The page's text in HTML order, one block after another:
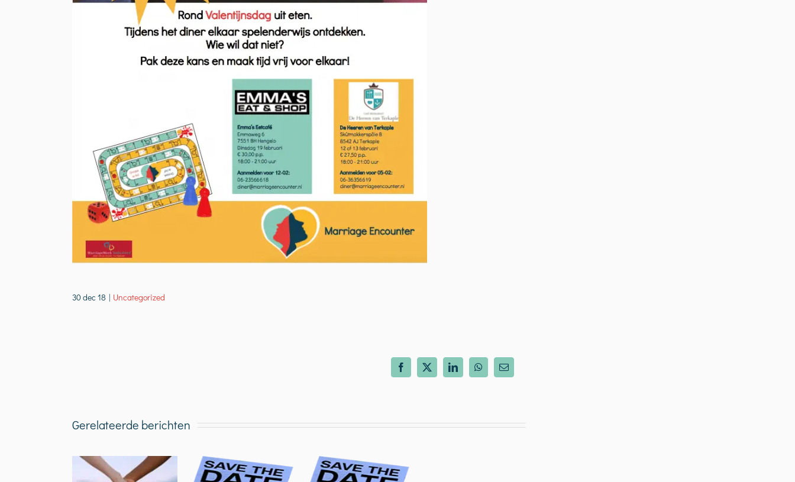
30 dec 18 | Uncategorized
Facebook
X LinkedInWhatsApp
E-
mail
Gerelateerde berichten